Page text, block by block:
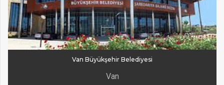
Van Büyükşehir Belediyesi
Van